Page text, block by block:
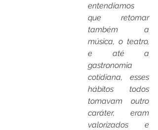
entendíamos
que retomar
também a
música, o teatro,
e até a
gastronomia
cotidiana, esses
hábitos todos
tomavam outro
caráter, eram
valorizados e